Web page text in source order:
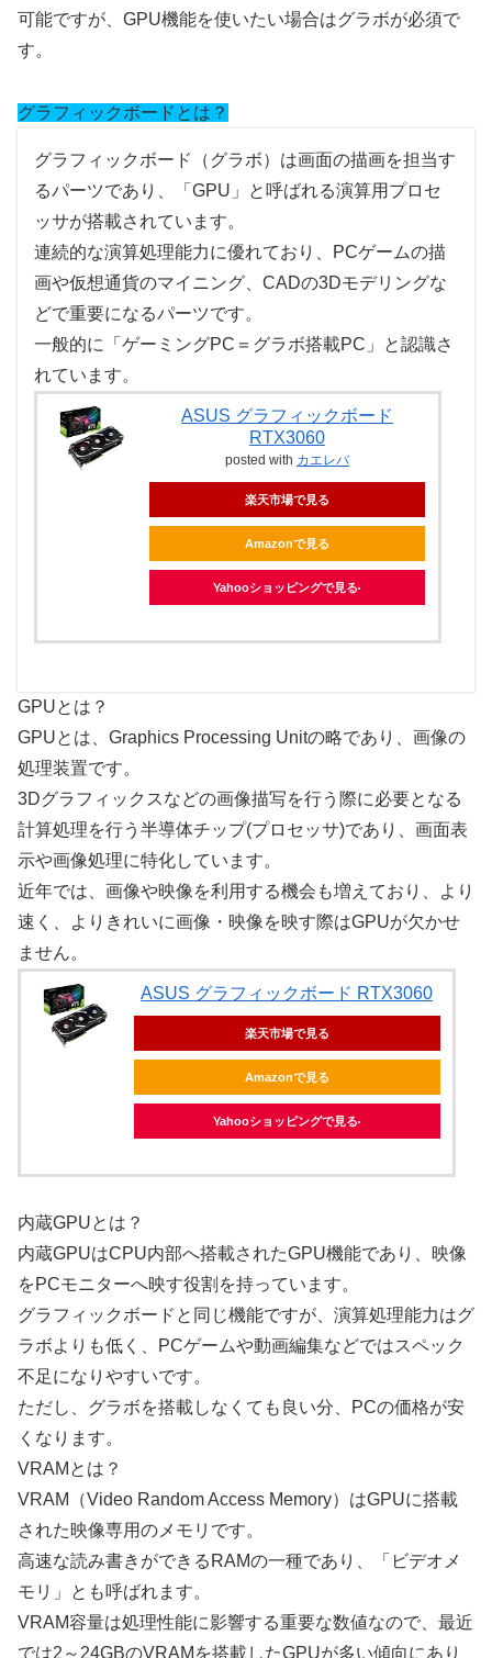
可能ですが、GPU機能を使いたい場合はグラボが必須で
す。
グラフィックボードとは？
グラフィックボード（グラボ）は画面の描画を担当す
るパーツであり、「GPU」と呼ばれる演算用プロセ
ッサが搭載されています。
連続的な演算処理能力に優れており、PCゲームの描
画や仮想通貨のマイニング、CADの3Dモデリングな
どで重要になるパーツです。
一般的に「ゲーミングPC＝グラボ搭載PC」と認識さ
れています。
ASUS グラフィックボード
RTX3060
posted with カエレバ
楽天市場で見る
Amazonで見る
Yahooショッピングで見る
GPUとは？
GPUとは、Graphics Processing Unitの略であり、画像の
処理装置です。
3Dグラフィックスなどの画像描写を行う際に必要となる
計算処理を行う半導体チップ(プロセッサ)であり、画面表
示や画像処理に特化しています。
近年では、画像や映像を利用する機会も増えており、より
速く、よりきれいに画像・映像を映す際はGPUが欠かせ
ません。
ASUS グラフィックボード RTX3060
楽天市場で見る
Amazonで見る
Yahooショッピングで見る
内蔵GPUとは？
内蔵GPUはCPU内部へ搭載されたGPU機能であり、映像
をPCモニターへ映す役割を持っています。
グラフィックボードと同じ機能ですが、演算処理能力はグ
ラボよりも低く、PCゲームや動画編集などではスペック
不足になりやすいです。
ただし、グラボを搭載しなくても良い分、PCの価格が安
くなります。
VRAMとは？
VRAM（Video Random Access Memory）はGPUに搭載
された映像専用のメモリです。
高速な読み書きができるRAMの一種であり、「ビデオメ
モリ」とも呼ばれます。
VRAM容量は処理性能に影響する重要な数値なので、最近
では2～24GBのVRAMを搭載したGPUが多い傾向にあり